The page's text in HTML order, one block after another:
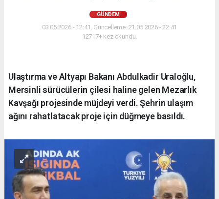
GÜNDEM
03.05.2026 - 12:41, Güncelleme: 21.05.2026 - 22:41
12717+ kez okundu.
Ulaştırma ve Altyapı Bakanı Abdulkadir Uraloğlu,
Mersinli sürücülerin çilesi haline gelen Mezarlık
Kavşağı projesinde müjdeyi verdi. Şehrin ulaşım
ağını rahatlatacak proje için düğmeye basıldı.